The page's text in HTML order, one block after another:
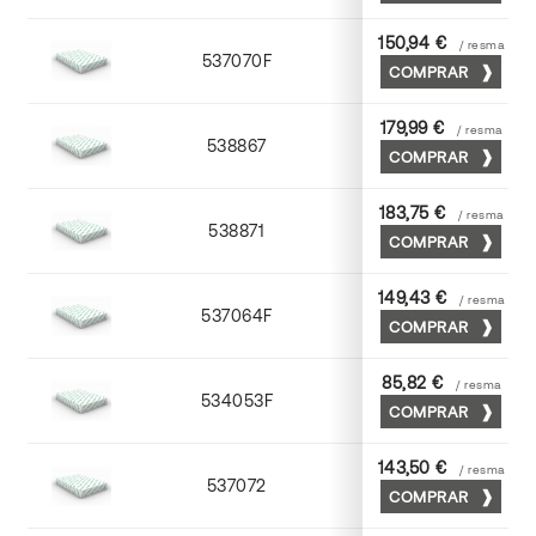
537070F 70 x 100
150,94 € / resma
COMPRAR
538867 65 x 90
179,99 € / resma
COMPRAR
538871 70 x 100
183,75 € / resma
COMPRAR
537064F 63 x 88
149,43 € / resma
COMPRAR
534053F 53 x 75
85,82 € / resma
COMPRAR
537072 70 x 100
143,50 € / resma
COMPRAR